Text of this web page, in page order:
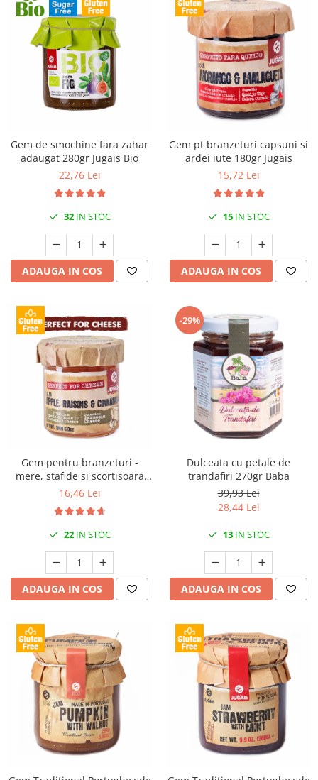
Gem de smochine fara zahar
adaugat 280gr Jugais Bio
22,76 Lei
32IN STOC
ADAUGA IN COS
Gem pt branzeturi capsuni si
ardei iute 180gr Jugais
15,72 Lei
15IN STOC
ADAUGA IN COS
Gem pentru branzeturi -
mere, stafide si scortisoara
180gr Jugais
16,46 Lei
22IN STOC
ADAUGA IN COS
-29%
Dulceata cu petale de
trandafiri 270gr Baba
39,93 Lei
28,44 Lei
13IN STOC
ADAUGA IN COS